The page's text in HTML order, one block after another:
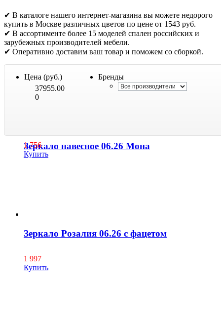
✔ В каталоге нашего интернет-магазина вы можете недорого
купить в Москве различных цветов по цене от 1543 руб.
✔ В ассортименте более 15 моделей спален российских и
зарубежных производителей мебели.
✔ Оперативно доставим ваш товар и поможем со сборкой.
Цена (руб.)
37955.00
0
Бренды
Зеркало навесное 06.26 Мона
1 756
Купить
Зеркало Розалия 06.26 с фацетом
1 997
Купить